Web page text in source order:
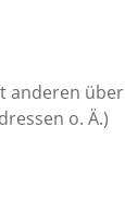
anderen über
o. Ä.)